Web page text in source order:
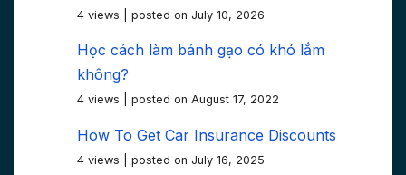
4 views posted on July 10, 2026
Học cách làm bánh gạo có khó lắm
không?
4 views posted on August 17, 2022
How To Get Car Insurance Discounts
4 views posted on July 16, 2025